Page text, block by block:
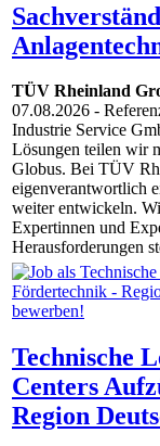
TÜV Rheinland
07.08.2026 -
Industrie Service
Lösungen teilen wir
Globus. Bei TÜV
eigenverantwortlich
weiter entwickeln.
Expertinnen und
Herausforderungen
Technische
Centers
Region